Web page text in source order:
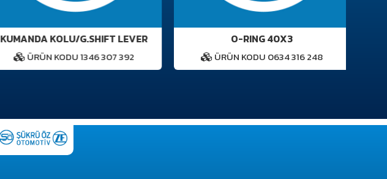
KUMANDA KOLU/G.SHIFT LEVER
ÜRÜN KODU 1346 307 392
O-RING 40X3
ÜRÜN KODU 0634 316 248